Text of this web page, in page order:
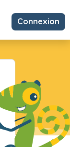
Connexion